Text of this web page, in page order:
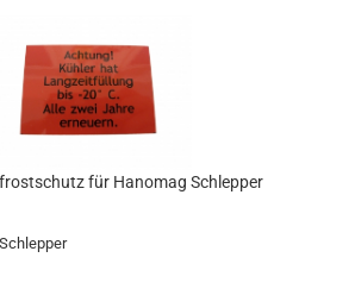
für Hanomag Schlepper